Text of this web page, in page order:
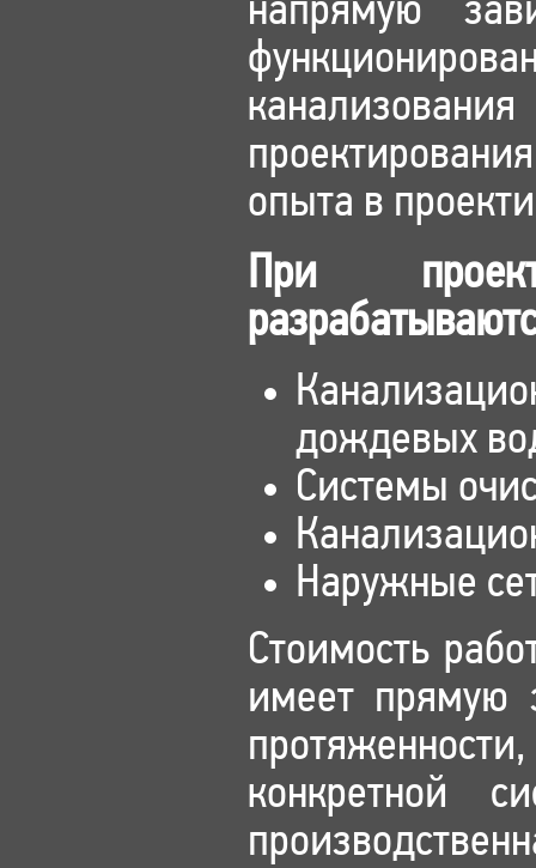
напрямую
опыта в
При
дождевых
Системы
Наружные
Стоимость
имеет прямую
конкретной